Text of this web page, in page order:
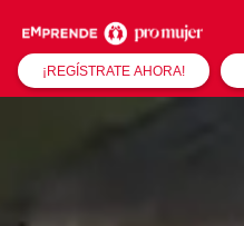
¡REGÍSTRATE AHORA!